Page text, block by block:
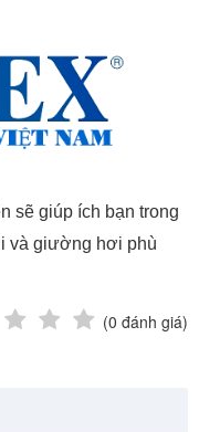
sẽ giúp ích bạn trong
và giường hơi phù
(0 đánh giá)